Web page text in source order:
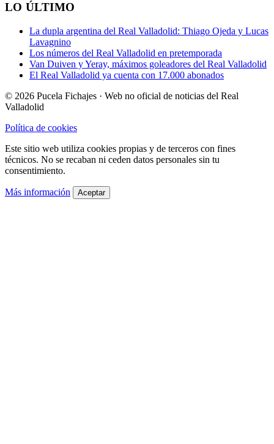
LO ÚLTIMO
La dupla argentina del Real Valladolid: Thiago Ojeda y Lucas
Lavagnino
Los números del Real Valladolid en pretemporada
Van Duiven y Yeray, máximos goleadores del Real Valladolid
El Real Valladolid ya cuenta con 17.000 abonados
© 2026 Pucela Fichajes · Web no oficial de noticias del Real
Valladolid
Política de cookies
Este sitio web utiliza cookies propias y de terceros con fines
técnicos. No se recaban ni ceden datos personales sin tu
consentimiento.
Más información Aceptar